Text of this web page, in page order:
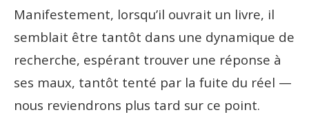
Manifestement, lorsqu’il ouvrait un livre, il
semblait être tantôt dans une dynamique de
recherche, espérant trouver une réponse à
ses maux, tantôt tenté par la fuite du réel —
nous reviendrons plus tard sur ce point.